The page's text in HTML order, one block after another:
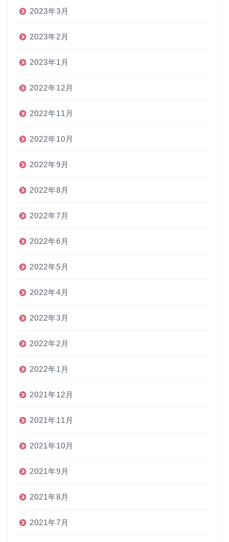
2023年3月
2023年2月
2023年1月
2022年12月
2022年11月
2022年10月
2022年9月
2022年8月
2022年7月
2022年6月
2022年5月
2022年4月
2022年3月
2022年2月
2022年1月
2021年12月
2021年11月
2021年10月
2021年9月
2021年8月
2021年7月